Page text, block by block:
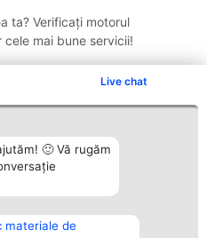
Live chat
🙂 Vă rugăm
materiale de
ta? Verificați motorul
mai bune servicii!
Contact